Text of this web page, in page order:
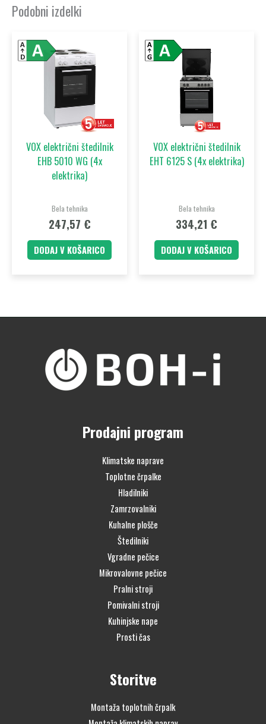
Podobni izdelki
VOX električni štedilnik
EHB 5010 WG (4x
elektrika)
Bela tehnika
247,57 €
DODAJ V KOŠARICO
VOX električni štedilnik
EHT 6125 S (4x elektrika)
Bela tehnika
334,21 €
DODAJ V KOŠARICO
Prodajni program
Klimatske naprave
Toplotne črpalke
Hladilniki
Zamrzovalniki
Kuhalne plošče
Štedilniki
Vgradne pečice
Mikrovalovne pečice
Pralni stroji
Pomivalni stroji
Kuhinjske nape
Prosti čas
Storitve
Montaža toplotnih črpalk